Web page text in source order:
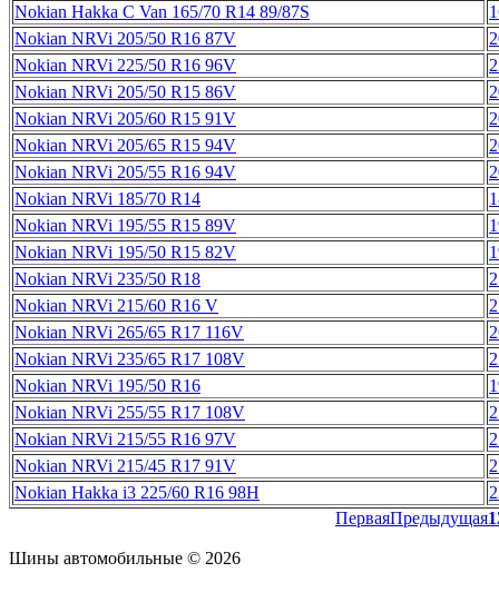
Nokian Hakka C Van 165/70 R14 89/87S
Nokian NRVi 205/50 R16 87V
Nokian NRVi 225/50 R16 96V
Nokian NRVi 205/50 R15 86V
Nokian NRVi 205/60 R15 91V
Nokian NRVi 205/65 R15 94V
Nokian NRVi 205/55 R16 94V
Nokian NRVi 185/70 R14
Nokian NRVi 195/55 R15 89V
Nokian NRVi 195/50 R15 82V
Nokian NRVi 235/50 R18
Nokian NRVi 215/60 R16 V
Nokian NRVi 265/65 R17 116V
Nokian NRVi 235/65 R17 108V
Nokian NRVi 195/50 R16
Nokian NRVi 255/55 R17 108V
Nokian NRVi 215/55 R16 97V
Nokian NRVi 215/45 R17 91V
Nokian Hakka i3 225/60 R16 98H
ПерваяПредыдущая1
Шины автомобильные © 2026